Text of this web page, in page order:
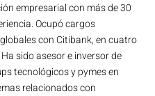
empresarial con más de 30
Ocupó cargos
con Citibank, en cuatro
sido asesor e inversor de
tecnológicos y pymes en
relacionados con